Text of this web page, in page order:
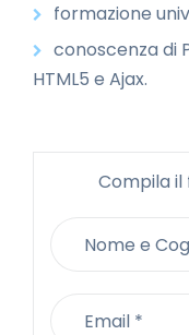
formazione
conoscenza di
HTML5 e Ajax.
Compila il